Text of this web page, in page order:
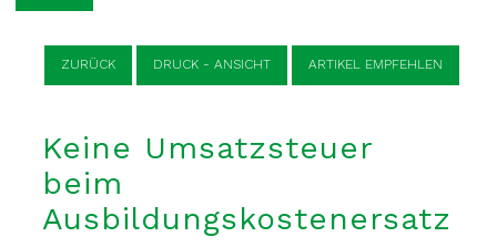
ZURÜCK DRUCK - ANSICHT ARTIKEL EMPFEHLEN
Keine Umsatzsteuer
beim
Ausbildungskostenersatz